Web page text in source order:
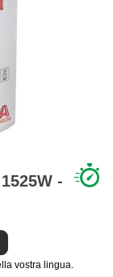
1525W -
vostra lingua.